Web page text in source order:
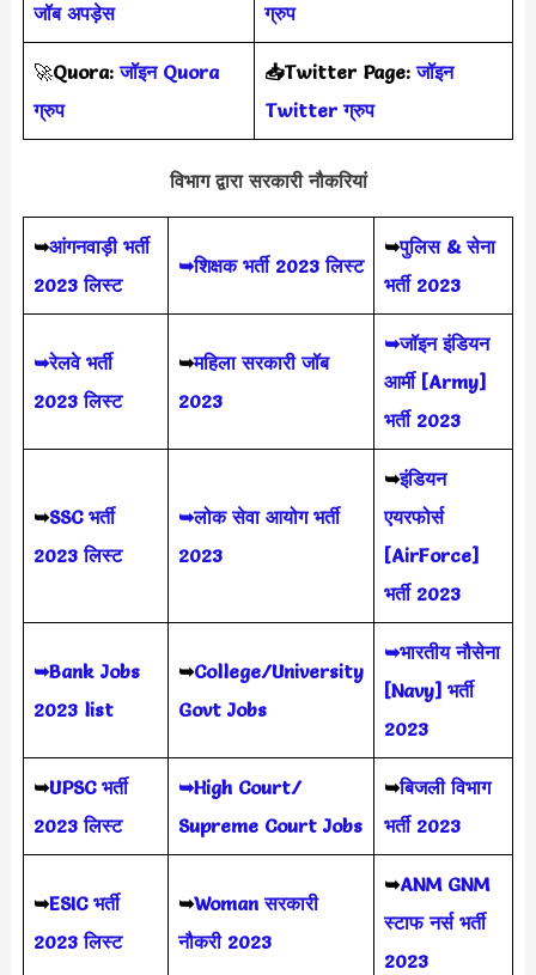
जॉब अपड़ेस
ग्रुप
🚀Quora:जॉइन Quora
ग्रुप
📥Twitter Page:जॉइन
Twitter ग्रुप
विभाग द्वारा सरकारी नौकरियां
➥आंगनवाड़ी भर्ती
2023 लिस्ट
➥शिक्षक भर्ती 2023 लिस्ट
➥पुलिस & सेना
भर्ती 2023
➥रेलवे भर्ती
2023 लिस्ट
➥महिला सरकारी जॉब
2023
➥जॉइन इंडियन
आर्मी [Army]
भर्ती 2023
➥SSC भर्ती
2023 लिस्ट
➥लोक सेवा आयोग भर्ती
2023
➥इंडियन
एयरफोर्स
[AirForce]
भर्ती 2023
➥Bank Jobs
2023 list
➥College/University
Govt Jobs
➥भारतीय नौसेना
[Navy] भर्ती
2023
➥UPSC भर्ती
2023 लिस्ट
➥High Court/
Supreme Court Jobs
➥बिजली विभाग
भर्ती 2023
➥ESIC भर्ती
2023 लिस्ट
➥Woman सरकारी
नौकरी 2023
➥ANM GNM
स्टाफ नर्स भर्ती
2023